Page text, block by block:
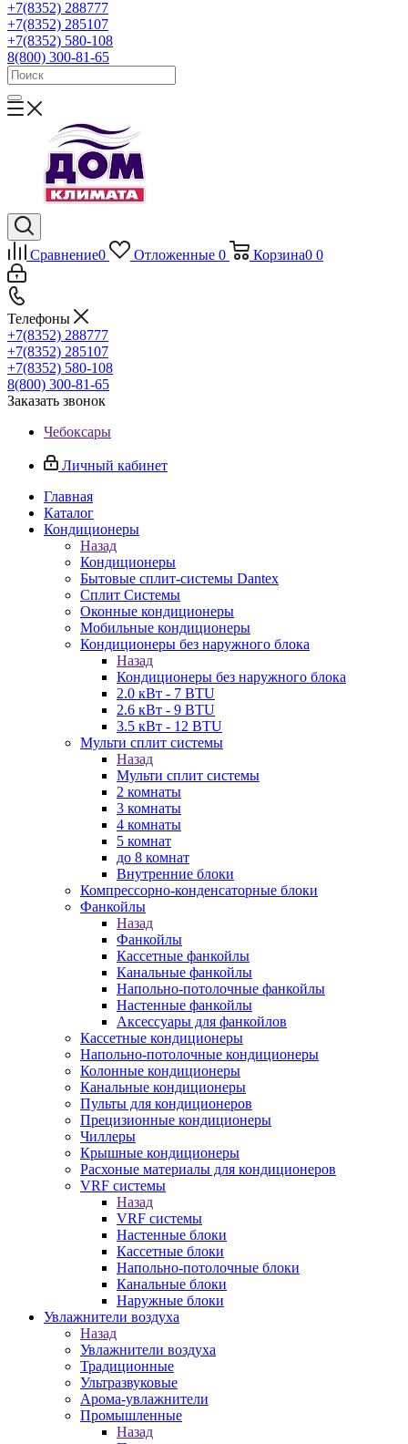
+7(8352) 288777
+7(8352) 285107
+7(8352) 580-108
8(800) 300-81-65
Сравнение0 Отложенные 0 Корзина0 0
Телефоны
+7(8352) 288777
+7(8352) 285107
+7(8352) 580-108
8(800) 300-81-65
Заказать звонок
Чебоксары
Личный кабинет
Главная
Каталог
Кондиционеры
Назад
Кондиционеры
Бытовые сплит-системы Dantex
Сплит Системы
Оконные кондиционеры
Мобильные кондиционеры
Кондиционеры без наружного блока
Назад
Кондиционеры без наружного блока
2.0 кВт - 7 BTU
2.6 кВт - 9 BTU
3.5 кВт - 12 BTU
Мульти сплит системы
Назад
Мульти сплит системы
2 комнаты
3 комнаты
4 комнаты
5 комнат
до 8 комнат
Внутренние блоки
Компрессорно-конденсаторные блоки
Фанкойлы
Назад
Фанкойлы
Кассетные фанкойлы
Канальные фанкойлы
Напольно-потолочные фанкойлы
Настенные фанкойлы
Аксессуары для фанкойлов
Кассетные кондиционеры
Напольно-потолочные кондиционеры
Колонные кондиционеры
Канальные кондиционеры
Пульты для кондиционеров
Прецизионные кондиционеры
Чиллеры
Крышные кондиционеры
Расхоные материалы для кондиционеров
VRF системы
Назад
VRF системы
Настенные блоки
Кассетные блоки
Напольно-потолочные блоки
Канальные блоки
Наружные блоки
Увлажнители воздуха
Назад
Увлажнители воздуха
Традиционные
Ультразвуковые
Арома-увлажнители
Промышленныe
Назад